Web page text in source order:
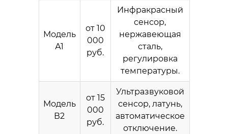
Модель
А1
от 10
000
руб.
Инфракрасный
сенсор,
нержавеющая
сталь,
регулировка
температуры.
Модель
В2
от 15
000
руб.
Ультразвуковой
сенсор, латунь,
автоматическое
отключение.